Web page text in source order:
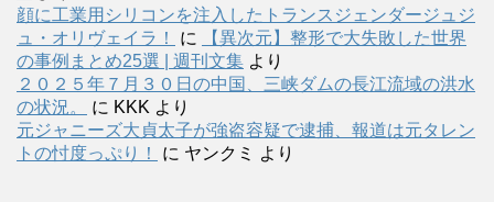
顔に工業用シリコンを注入したトランスジェンダージュジ
ュ・オリヴェイラ！
に
【異次元】整形で大失敗した世界
の事例まとめ25選 | 週刊文集 より
２０２５年７月３０日の中国、三峡ダムの長江流域の洪水
の状況。
に KKK より
元ジャニーズ大貞太子が強盗容疑で逮捕、報道は元タレン
トの忖度っぷり！
に ヤンクミ より